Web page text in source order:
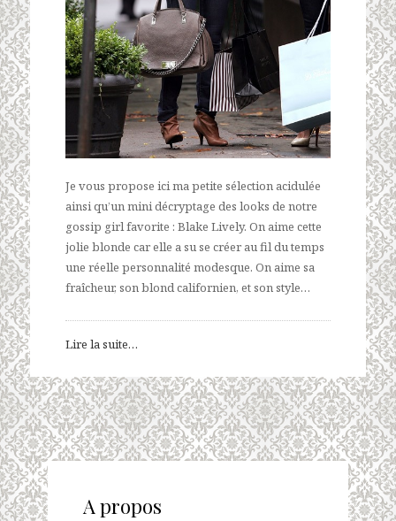
Je vous propose ici ma petite sélection acidulée
ainsi qu’un mini décryptage des looks de notre
gossip girl favorite : Blake Lively. On aime cette
jolie blonde car elle a su se créer au fil du temps
une réelle personnalité modesque. On aime sa
fraîcheur, son blond californien, et son style…
Lire la suite…
A propos